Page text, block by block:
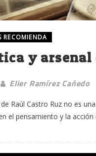
RECOMIENDA
y arsenal
Elier Ramírez Cañedo
Raúl Castro Ruz no es
el pensamiento y la